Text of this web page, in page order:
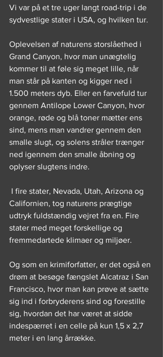
Vi var på et tre uger langt road-trip i de
sydvestlige stater i USA, og hvilken tur.
Oplevelsen af naturens storslåethed i
Grand Canyon, hvor man unægtelig
kommer til at føle sig meget lille, når
man står på kanten og kigger ned i
1.500 meters dyb. Eller en farvefuld tur
gennem Antilope Lower Canyon, hvor
orange, røde og blå toner mætter ens
sind, mens man vandrer gennem den
smalle slugt, og solens stråler trænger
ned igennem den smalle åbning og
oplyser slugtens indre.
Californien, tog naturens prægtige
udtryk fuldstændig vejret fra en. Fire
stater med meget forskellige og
fremmedartede klimaer og miljøer.
Og som en krimiforfatter, er det også en
drøm at besøge fængslet Alcatraz i San
Francisco, hvor man kan prøve at sætte
sig ind i forbryderens sind og forestille
sig, hvordan det har været at sidde
indespærret i en celle på kun 1,5 x 2,7
meter i en lang årrække.